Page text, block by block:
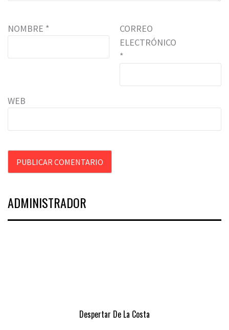
NOMBRE *
CORREO
ELECTRÓNICO
*
WEB
ADMINISTRADOR
Despertar De La Costa